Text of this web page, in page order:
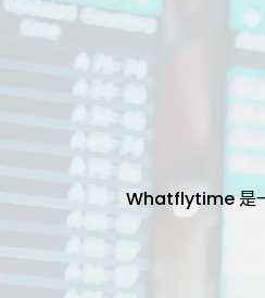
Whatflytime 是